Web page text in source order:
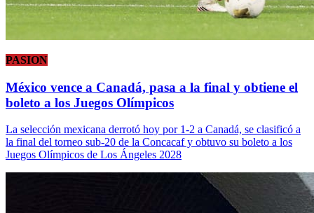
PASION
México vence a Canadá, pasa a la final y obtiene el
boleto a los Juegos Olímpicos
La selección mexicana derrotó hoy por 1-2 a Canadá, se clasificó a
la final del torneo sub-20 de la Concacaf y obtuvo su boleto a los
Juegos Olímpicos de Los Ángeles 2028